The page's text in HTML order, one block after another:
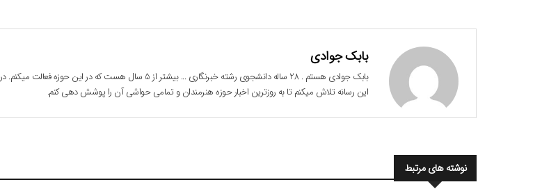
بابک جوادی
بابک جوادی هستم . 28 ساله دانشجوی رشته خبرنگاری ... بیشتر از 5 سال هست که در این حوزه فعالت میکنم. در
این رسانه تلاش میکنم تا به روزترین اخبار حوزه هنرمندان و تمامی حواشی آن را پوشش دهی کنم.
نوشته های مرتبط